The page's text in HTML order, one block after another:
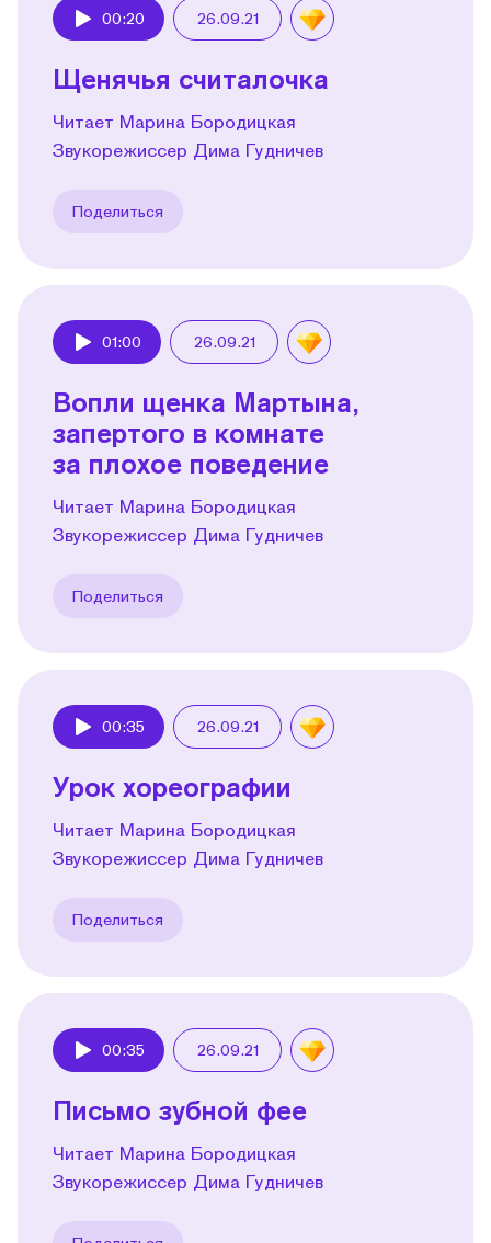
00:20 26.09.21
Щенячья считалочка
Читает Марина Бородицкая
Звукорежиссер Дима Гудничев
Поделиться
01:00 26.09.21
Вопли щенка Мартына,
запертого в комнате
за плохое поведение
Читает Марина Бородицкая
Звукорежиссер Дима Гудничев
Поделиться
00:35 26.09.21
Урок хореографии
Читает Марина Бородицкая
Звукорежиссер Дима Гудничев
Поделиться
00:35 26.09.21
Письмо зубной фее
Читает Марина Бородицкая
Звукорежиссер Дима Гудничев